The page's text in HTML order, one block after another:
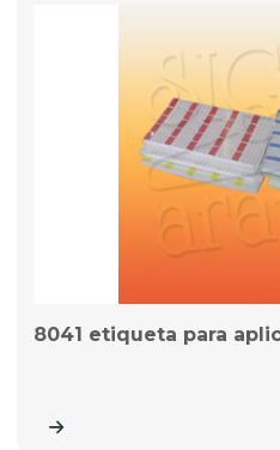
8041 etiqueta para